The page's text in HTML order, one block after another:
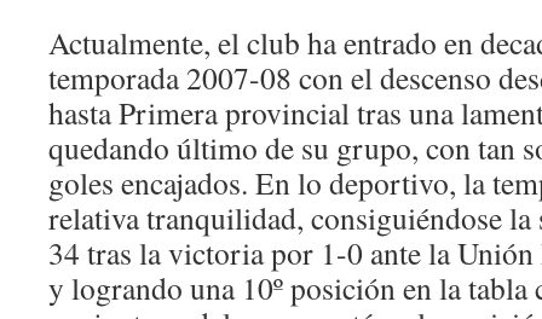
Actualmente, el club ha entrado en
temporada 2007-08 con el descenso
hasta Primera provincial tras una
quedando último de su grupo, con tan
goles encajados. En lo deportivo, la
relativa tranquilidad, consiguiéndose la
34 tras la victoria por 1-0 ante la
y logrando una 10º posición en la